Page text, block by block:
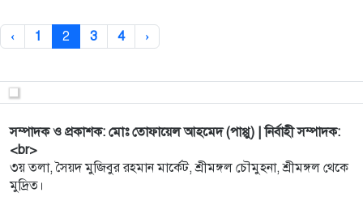
দুজনের বন্ধুত্ব অটুট। সম্প্রতি
‹ 1 2 3 4 ›
সম্পাদক ও প্রকাশক: মোঃ তোফায়েল আহমেদ (পাপ্পু) | নির্বাহী সম্পাদক:
<br>
৩য় তলা, সৈয়দ মুজিবুর রহমান মার্কেট, শ্রীমঙ্গল চৌমুহনা, শ্রীমঙ্গল থেকে
মুদ্রিত।